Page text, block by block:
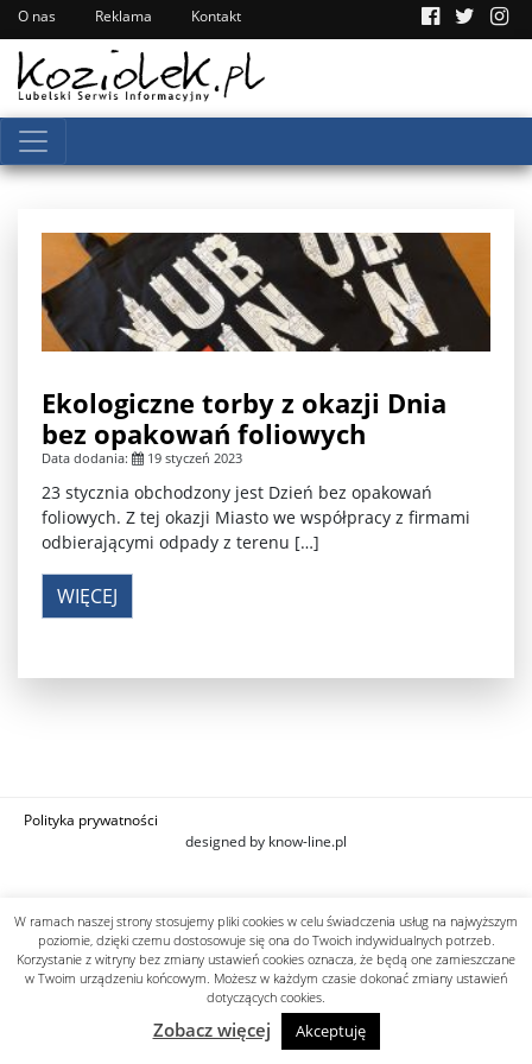
O nas Reklama Kontakt
Ekologiczne torby z okazji Dnia
bez opakowań foliowych
Data dodania: 19 styczeń 2023
23 stycznia obchodzony jest Dzień bez opakowań
foliowych. Z tej okazji Miasto we współpracy z firmami
odbierającymi odpady z terenu […]
WIĘCEJ
Polityka prywatności
designed by know-line.pl
W ramach naszej strony stosujemy pliki cookies w celu świadczenia usług na najwyższym
poziomie, dzięki czemu dostosowuje się ona do Twoich indywidualnych potrzeb.
Korzystanie z witryny bez zmiany ustawień cookies oznacza, że będą one zamieszczane
w Twoim urządzeniu końcowym. Możesz w każdym czasie dokonać zmiany ustawień
dotyczących cookies.
Zobacz więcej Akceptuję